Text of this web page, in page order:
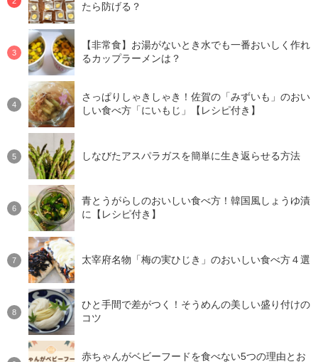
たら防げる？
【非常食】お湯がないとき水でも一番おいしく作れ
るカップラーメンは？
さっぱりしゃきしゃき！佐賀の「みずいも」のおい
しい食べ方「にいもじ」【レシピ付き】
しなびたアスパラガスを簡単に生き返らせる方法
青とうがらしのおいしい食べ方！韓国風しょうゆ漬
に【レシピ付き】
太宰府名物「梅の実ひじき」のおいしい食べ方４選
ひと手間で差がつく！そうめんの美しい盛り付けの
コツ
赤ちゃんがベビーフードを食べない5つの理由とお